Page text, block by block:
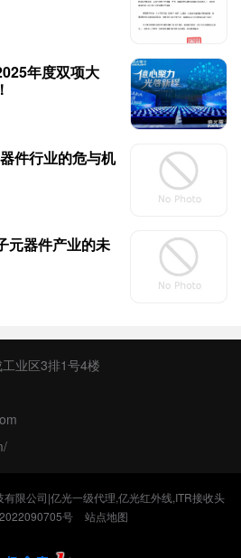
年度双项大
件行业的危与机
元器件产业的未
业区3排1号4楼
限公司|亿光一级代理,亿光红外线,ITR接收头
号
站点地图